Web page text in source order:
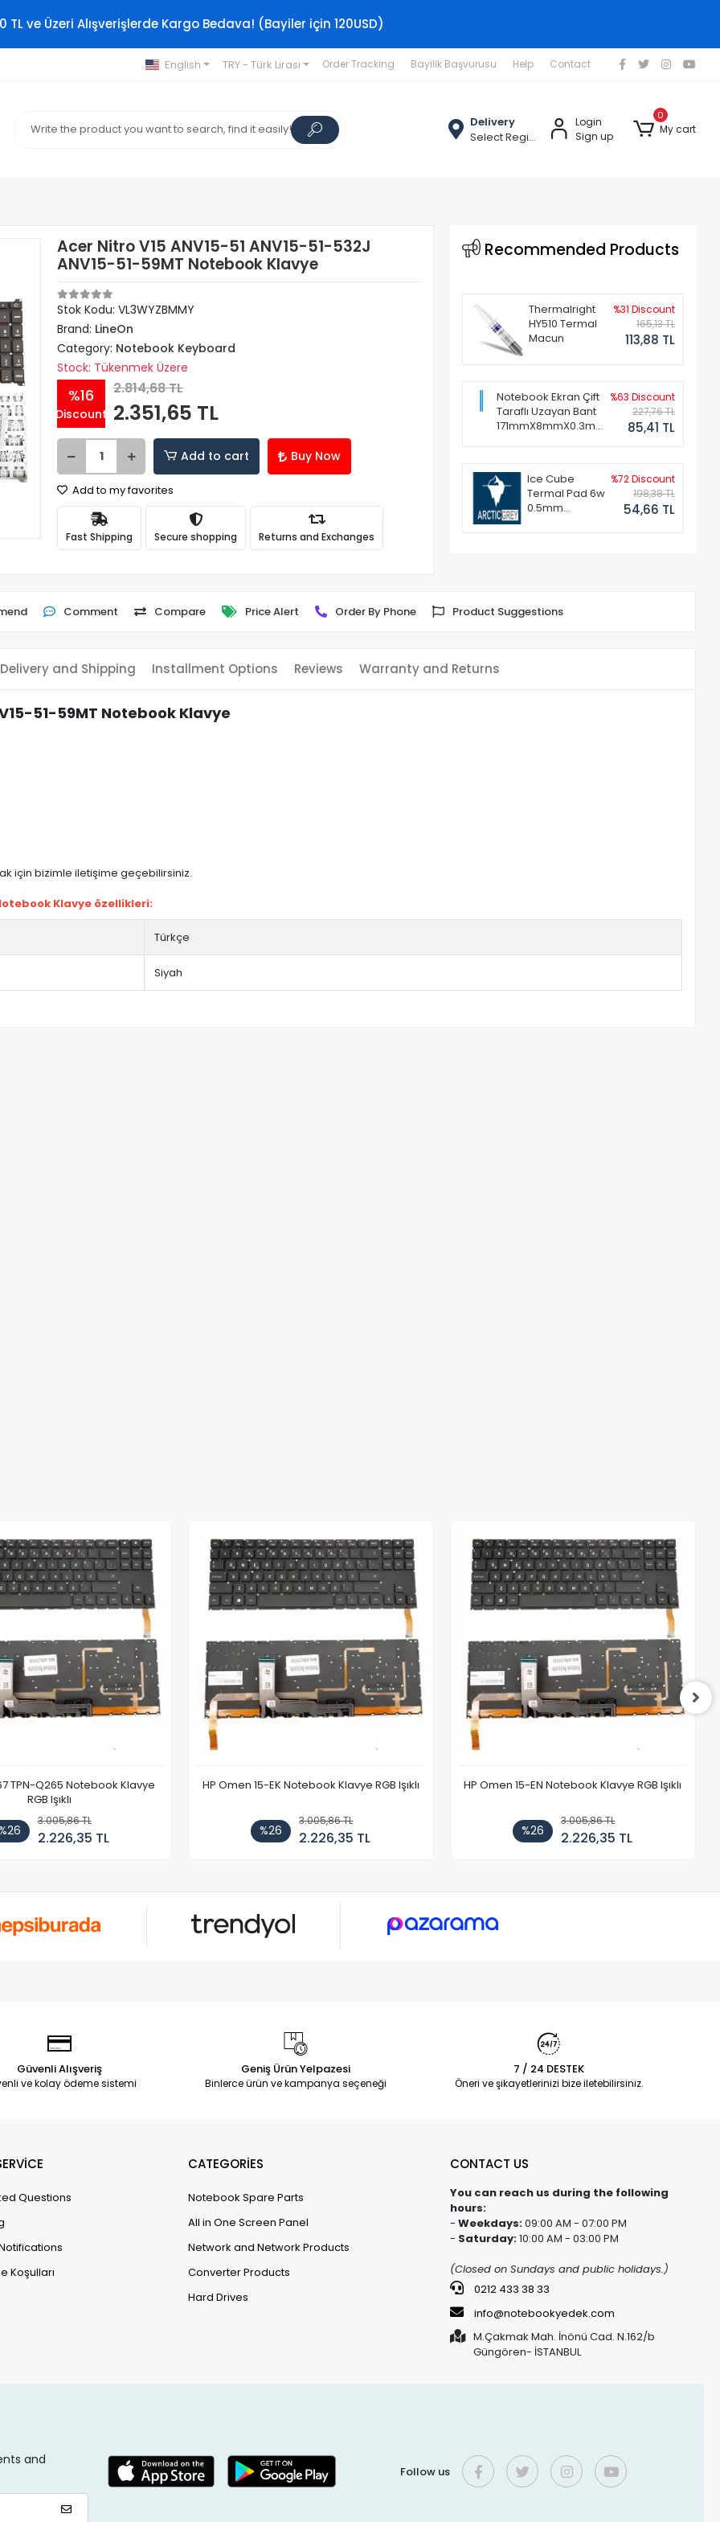
TL ve Üzeri Alışverişlerde Kargo Bedava! (Bayiler için 120USD)
English TRY - Türk Lirası Order Tracking Bayilik Başvurusu Help Contact
Delivery
Select Region
Login
Sign up
0
My cart
Acer Nitro V15 ANV15-51 ANV15-51-532J
ANV15-51-59MT Notebook Klavye
Stok Kodu: VL3WYZBMMY
Brand: LineOn
Category: Notebook Keyboard
Stock: Tükenmek Üzere
%16
Discount
2.814,68 TL
2.351,65 TL
Add to cart Buy Now
Add to my favorites
Fast Shipping Secure shopping Returns and Exchanges
Recommended Products
Thermalright
HY510 Termal
Macun
%31 Discount
165,13 TL
113,88 TL
Notebook Ekran Çift
Taraflı Uzayan Bant
171mmX8mmX0.3mm
%63 Discount
227,76 TL
85,41 TL
Ice Cube
Termal Pad 6w
0.5mm
%72 Discount
198,38 TL
54,66 TL
Comment Compare Price Alert Order By Phone Product Suggestions
Delivery and Shipping Installment Options Reviews Warranty and Returns
51-59MT Notebook Klavye
için bizimle iletişime geçebilirsiniz.
Klavye özellikleri:
Türkçe
Siyah
TPN-Q265 Notebook Klavye
RGB Işıklı
3.005,86 TL
2.226,35 TL
HP Omen 15-EK Notebook Klavye RGB Işıklı
%26
3.005,86 TL
2.226,35 TL
HP Omen 15-EN Notebook Klavye RGB Işıklı
%26
3.005,86 TL
2.226,35 TL
Güvenli Alışveriş
ve kolay ödeme sistemi
Geniş Ürün Yelpazesi
Binlerce ürün ve kampanya seçeneği
7 / 24 DESTEK
Öneri ve şikayetlerinizi bize iletebilirsiniz.
Questions
Koşulları
CATEGORİES
Notebook Spare Parts
All in One Screen Panel
Network and Network Products
Converter Products
Hard Drives
CONTACT US
You can reach us during the following
hours:
- Weekdays:09:00 AM - 07:00 PM
- Saturday:10:00 AM - 03:00 PM
(Closed on Sundays and public holidays.)
0212 433 38 33
info@notebookyedek.com
M.Çakmak Mah. İnönü Cad. N.162/b
Güngören- İSTANBUL
and
Follow us